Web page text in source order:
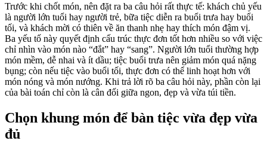
Trước khi chốt món, nên đặt ra ba câu hỏi rất thực tế: khách chủ yếu
là người lớn tuổi hay người trẻ, bữa tiệc diễn ra buổi trưa hay buổi
tối, và khách mời có thiên về ăn thanh nhẹ hay thích món đậm vị.
Ba yếu tố này quyết định cấu trúc thực đơn tốt hơn nhiều so với việc
chỉ nhìn vào món nào “đắt” hay “sang”. Người lớn tuổi thường hợp
món mềm, dễ nhai và ít dầu; tiệc buổi trưa nên giảm món quá nặng
bụng; còn nếu tiệc vào buổi tối, thực đơn có thể linh hoạt hơn với
món nóng và món nướng. Khi trả lời rõ ba câu hỏi này, phần còn lại
của bài toán chỉ còn là cân đối giữa ngon, đẹp và vừa túi tiền.
Chọn khung món để bàn tiệc vừa đẹp vừa
đủ